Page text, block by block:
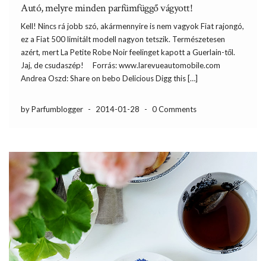
Autó, melyre minden parfümfüggő vágyott!
Kell! Nincs rá jobb szó, akármennyire is nem vagyok Fiat rajongó,
ez a Fiat 500 limitált modell nagyon tetszik. Természetesen
azért, mert La Petite Robe Noir feelinget kapott a Guerlain-től.
Jaj, de csudaszép! Forrás: www.larevueautomobile.com
Andrea Oszd: Share on bebo Delicious Digg this […]
by Parfumblogger - 2014-01-28 - 0 Comments